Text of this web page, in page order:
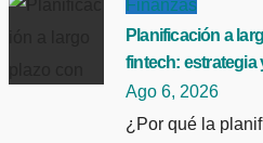
Finanzas
Planificación a
fintech: estrategia
Ago 6, 2026
¿Por qué la